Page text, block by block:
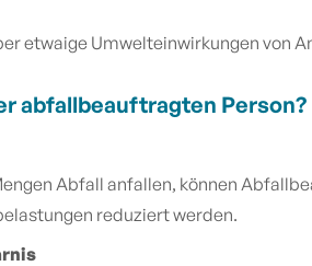
etwaige Umwelteinwirkungen von
abfallbeauftragten Person?
Abfall anfallen, können
reduziert werden.